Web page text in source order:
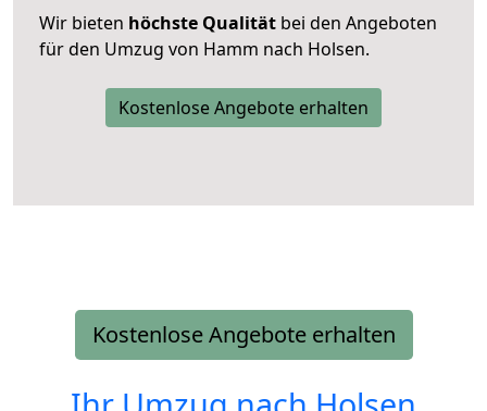
Wir bieten höchste Qualität bei den Angeboten
für den Umzug von Hamm nach Holsen.
Kostenlose Angebote erhalten
Kostenlose Angebote erhalten